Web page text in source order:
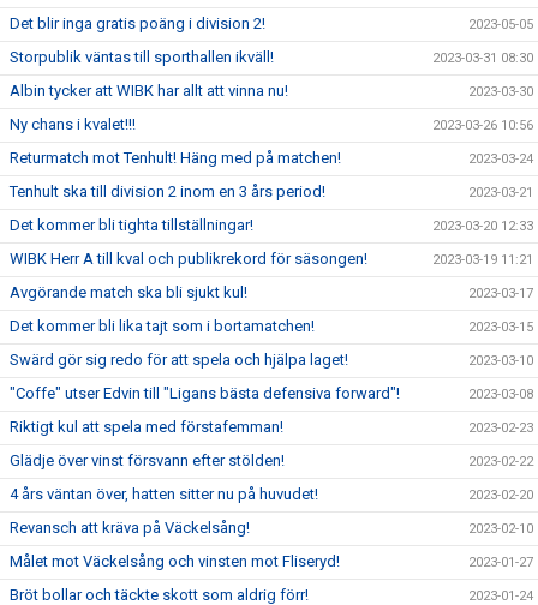
Det blir inga gratis poäng i division 2! 2023-05-05
Storpublik väntas till sporthallen ikväll! 2023-03-31 08:30
Albin tycker att WIBK har allt att vinna nu! 2023-03-30
Ny chans i kvalet!!! 2023-03-26 10:56
Returmatch mot Tenhult! Häng med på matchen! 2023-03-24
Tenhult ska till division 2 inom en 3 års period! 2023-03-21
Det kommer bli tighta tillställningar! 2023-03-20 12:33
WIBK Herr A till kval och publikrekord för säsongen! 2023-03-19 11:21
Avgörande match ska bli sjukt kul! 2023-03-17
Det kommer bli lika tajt som i bortamatchen! 2023-03-15
Swärd gör sig redo för att spela och hjälpa laget! 2023-03-10
"Coffe" utser Edvin till "Ligans bästa defensiva forward"! 2023-03-08
Riktigt kul att spela med förstafemman! 2023-02-23
Glädje över vinst försvann efter stölden! 2023-02-22
4 års väntan över, hatten sitter nu på huvudet! 2023-02-20
Revansch att kräva på Väckelsång! 2023-02-10
Målet mot Väckelsång och vinsten mot Fliseryd! 2023-01-27
Bröt bollar och täckte skott som aldrig förr! 2023-01-24